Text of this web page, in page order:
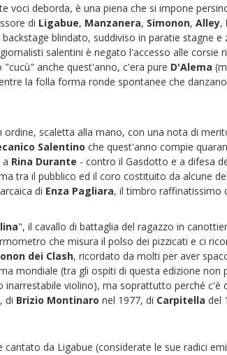
voci deborda, è una piena che si impone
di Ligabue, Manzanera, Simonon, Alley,
backstage blindato, suddiviso in paratie stagne
salentini è negato l'accesso alle
"cucù" anche quest'anno, c'era pure D'Alema
la folla forma ronde spontanee che
ordine, scaletta alla mano, con una nota di
Salentino che quest'anno compie
a Rina Durante - contro il Gasdotto e a difesa
tra il pubblico ed il coro costituito da alcune
di Enza Pagliara, il timbro raffinatissimo
", il cavallo di battaglia del ragazzo in
che misura il polso dei pizzicati e ci
dei Clash, ricordato da molti per aver
mondiale (tra gli ospiti di questa edizione
inarrestabile violino), ma soprattutto perché c'è
di Brizio Montinaro nel 1977, di Carpitella del
cantato da Ligabue (considerate le sue radici